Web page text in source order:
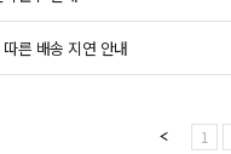
른 배송 지연 안내
1